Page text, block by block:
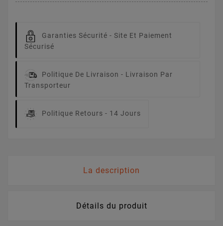
Garanties Sécurité - Site Et Paiement
Sécurisé
Politique De Livraison - Livraison Par
Transporteur
Politique Retours - 14 Jours
La description
Détails du produit